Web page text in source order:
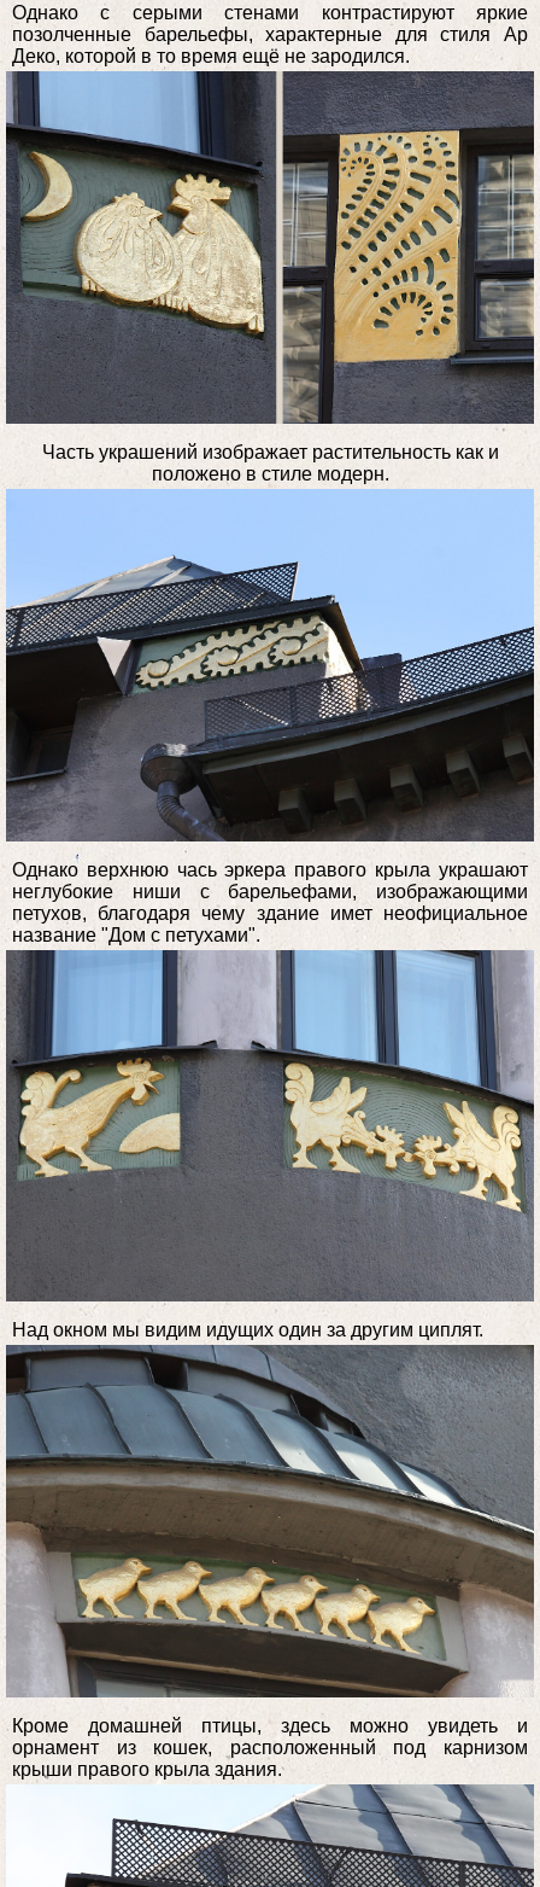
Однако с серыми стенами контрастируют яркие
позолченные барельефы, характерные для стиля Ар
Деко, которой в то время ещё не зародился.
Часть украшений изображает растительность как и
положено в стиле модерн.
Однако верхнюю чась эркера правого крыла украшают
неглубокие ниши с барельефами, изображающими
петухов, благодаря чему здание имет неофициальное
название "Дом с петухами".
Над окном мы видим идущих один за другим циплят.
Кроме домашней птицы, здесь можно увидеть и
орнамент из кошек, расположенный под карнизом
крыши правого крыла здания.